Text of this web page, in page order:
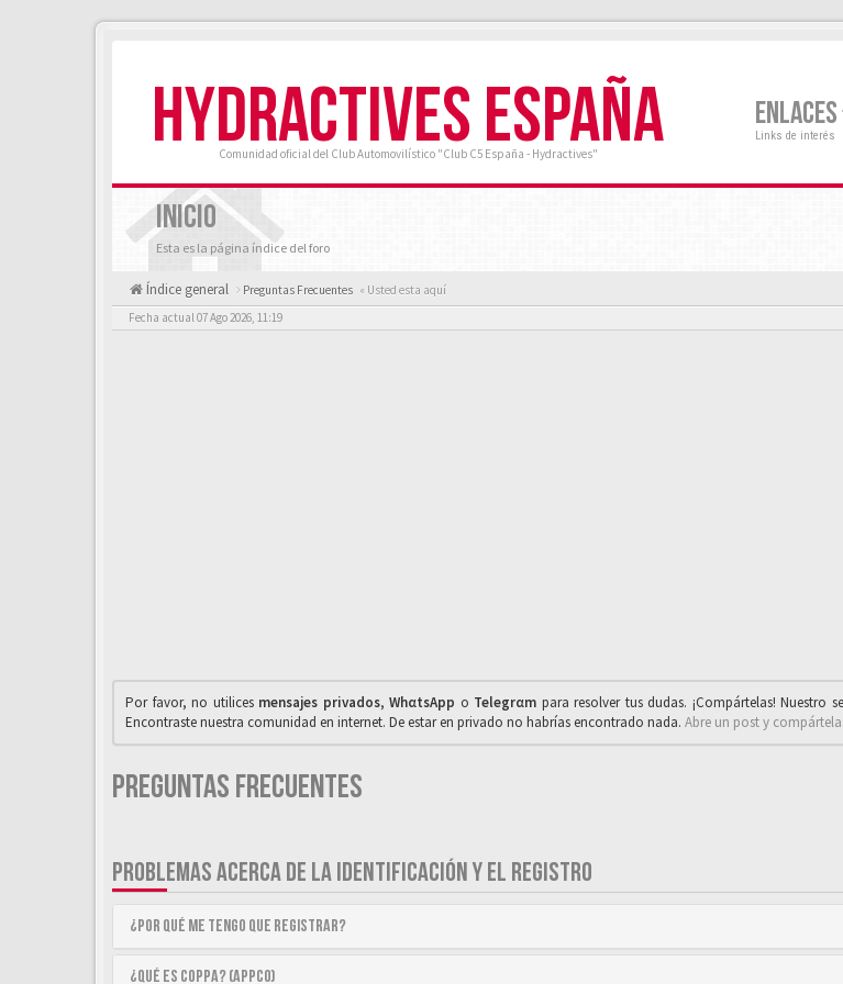
HYDRACTIVES ESPAÑA
Comunidad oficial del Club Automovilístico "Club C5 España - Hydractives"
ENLACES
Links de interés
INICIO
Esta es la página índice del foro
Índice general Preguntas Frecuentes « Usted esta aquí
Fecha actual 07 Ago 2026, 11:19
Por favor, no utilices mensajes privados,WhαtsApp o Telegrαm para resolver tus dudas. ¡Compártelas!
Encontraste nuestra comunidad en internet. De estar en privado no habrías encontrado nada. Abre un post y
Preguntas Frecuentes
PROBLEMAS ACERCA DE LA IDENTIFICACIÓN Y EL REGISTRO
¿Por qué me tengo que registrar?
¿Qué es COPPA? (APPCO)